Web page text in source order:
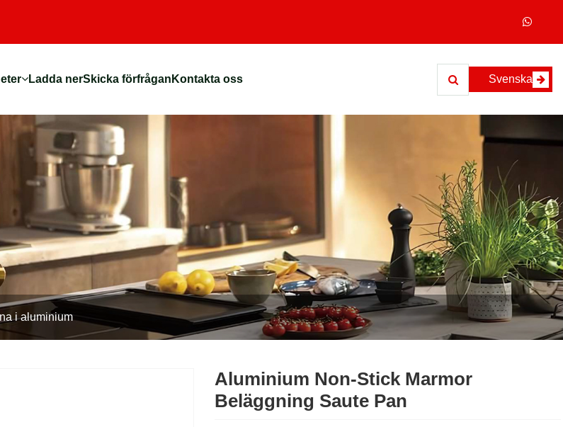
Ladda nerSkicka förfrågan Kontakta oss Svenska
i aluminium
Aluminium Non-Stick Marmor
Beläggning Saute Pan